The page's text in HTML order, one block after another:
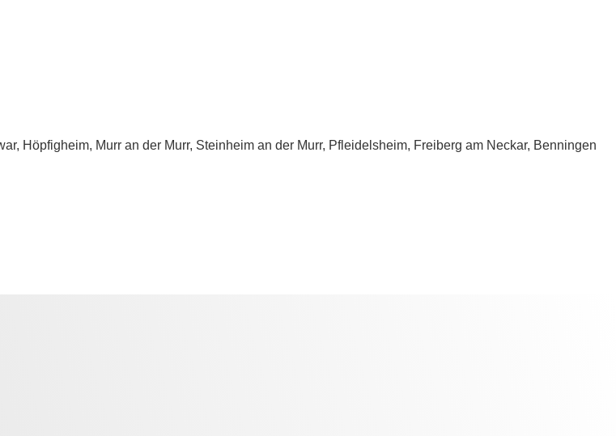
Höpfigheim, Murr an der Murr, Steinheim an der Murr, Pfleidelsheim, Freiberg am Neckar, Benningen